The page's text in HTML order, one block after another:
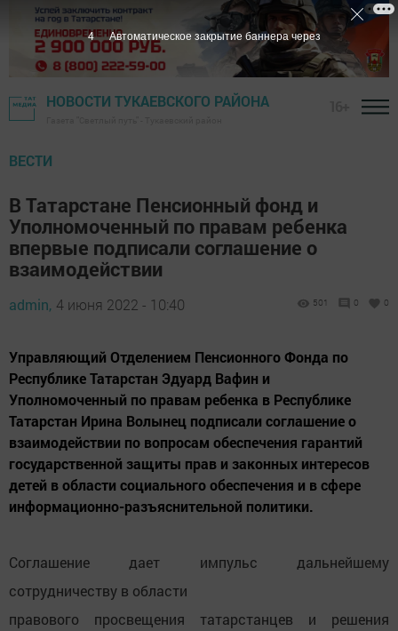
НОВОСТИ ТУКАЕВСКОГО РАЙОНА
ВЕСТИ
В Татарстане Пенсионный фонд и
Уполномоченный по правам ребенка
впервые подписали соглашение о
взаимодействии
admin, 4 июня 2022 - 10:40 501 0 0
Управляющий Отделением Пенсионного Фонда по
Республике Татарстан Эдуард Вафин и
Уполномоченный по правам ребенка в Республике
Татарстан Ирина Волынец подписали соглашение о
взаимодействии по вопросам обеспечения гарантий
государственной защиты прав и законных интересов
детей в области социального обеспечения и в сфере
информационно-разъяснительной политики.
Соглашение дает импульс дальнейшему
сотрудничеству в области
правового просвещения татарстанцев и решения
3 Автоматическое закрытие баннера через